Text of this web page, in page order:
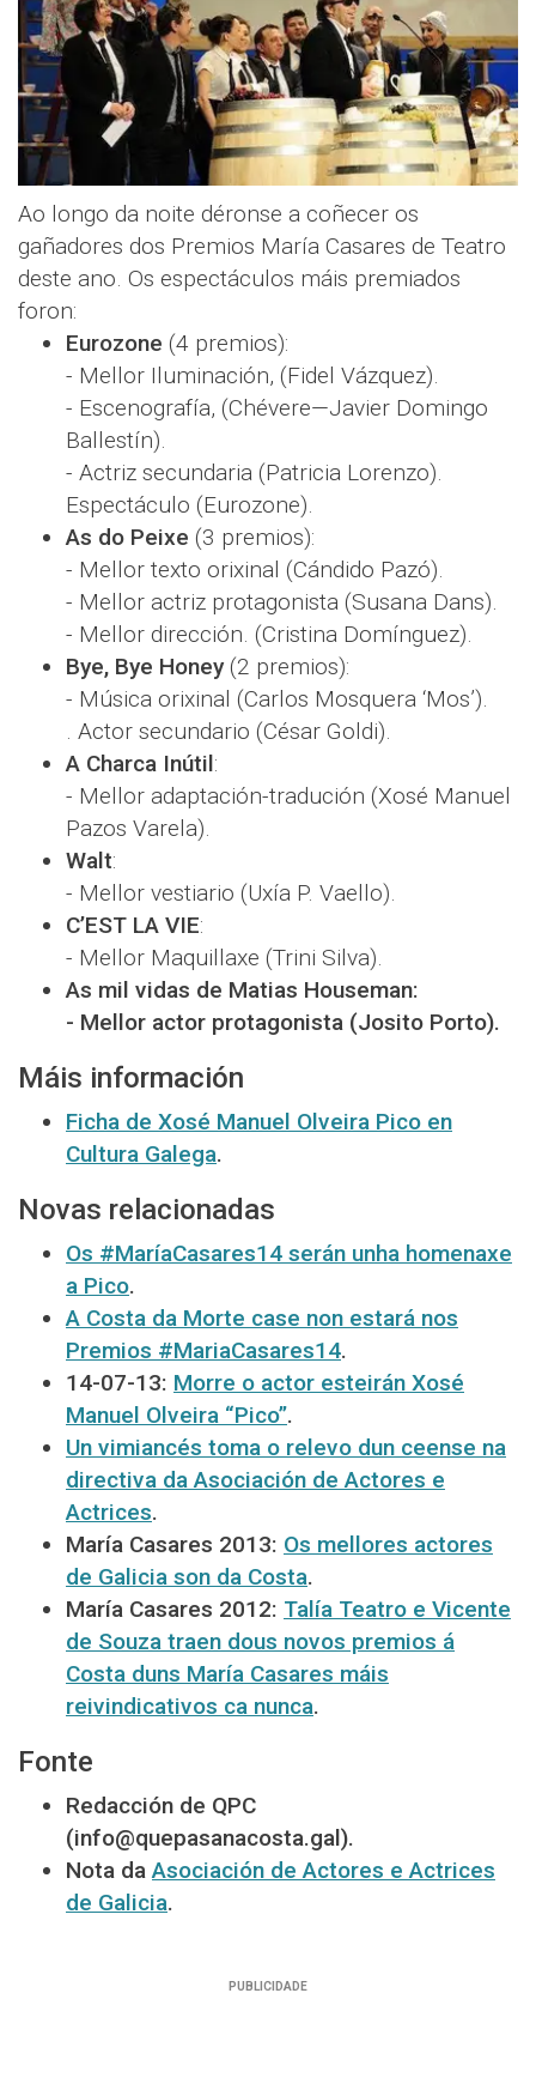
Ao longo da noite déronse a coñecer os
gañadores dos Premios María Casares de Teatro
deste ano. Os espectáculos máis premiados
foron:
Eurozone (4 premios):
- Mellor Iluminación, (Fidel Vázquez).
- Escenografía, (Chévere—Javier Domingo
Ballestín).
- Actriz secundaria (Patricia Lorenzo).
Espectáculo (Eurozone).
As do Peixe (3 premios):
- Mellor texto orixinal (Cándido Pazó).
- Mellor actriz protagonista (Susana Dans).
- Mellor dirección. (Cristina Domínguez).
Bye, Bye Honey(2 premios):
- Música orixinal (Carlos Mosquera ‘Mos’).
. Actor secundario (César Goldi).
A Charca Inútil:
- Mellor adaptación-tradución (Xosé Manuel
Pazos Varela).
Walt:
- Mellor vestiario (Uxía P. Vaello).
C’EST LA VIE:
- Mellor Maquillaxe (Trini Silva).
As mil vidas de Matias Houseman:
- Mellor actor protagonista (Josito Porto).
Máis información
Ficha de Xosé Manuel Olveira Pico en
Cultura Galega.
Novas relacionadas
Os #MaríaCasares14 serán unha homenaxe
a Pico.
A Costa da Morte case non estará nos
Premios #MariaCasares14.
14-07-13: Morre o actor esteirán Xosé
Manuel Olveira “Pico”.
Un vimiancés toma o relevo dun ceense na
directiva da Asociación de Actores e
Actrices.
María Casares 2013: Os mellores actores
de Galicia son da Costa.
María Casares 2012: Talía Teatro e Vicente
de Souza traen dous novos premios á
Costa duns María Casares máis
reivindicativos ca nunca.
Fonte
Redacción de QPC
(info@quepasanacosta.gal).
Nota daAsociación de Actores e Actrices
de Galicia.